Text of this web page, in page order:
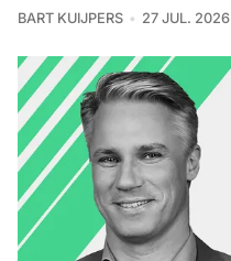
BART KUIJPERS 27 JUL. 2026